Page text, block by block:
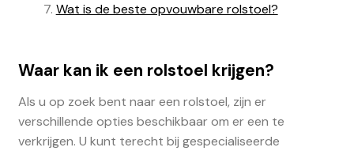
Wat is de beste opvouwbare rolstoel?
Waar kan ik een rolstoel krijgen?
Als u op zoek bent naar een rolstoel, zijn er
verschillende opties beschikbaar om er een te
verkrijgen. U kunt terecht bij gespecialiseerde